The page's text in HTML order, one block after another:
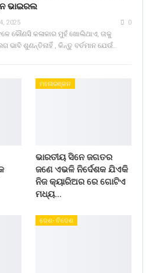
ଭାଇରଲ
2025 0
କୌଣସି କଳାକାର ମୁହଁ ଖୋଲିଥାଏ, ତାକୁ
ଶୁଣନ୍ତିନାହିଁ , କିନ୍ତୁ ବର୍ତମାନ ଯେଉଁ…
ମନୋରଞ୍ଜନ
ଭାରତୀୟ ସିନେ ଜଗତର
ଜଣେ ଏଭଳି ନିର୍ଦେଶକ ଯିଏକି
ନିଜ କ୍ୟାରିଅର ରେ ଗୋଟିଏ
ମଧ୍ୟ…
ଦେଶ- ବିଦେଶ